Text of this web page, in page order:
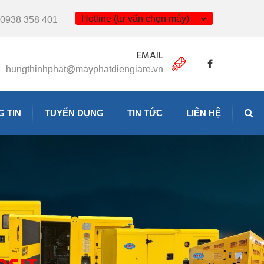
Hotline (tư vấn chọn máy)
0938 358 401
EMAIL
hungthinhphat@mayphatdiengiare.vn
TIN TUYỂN DỤNG TIN TỨC LIÊN HỆ